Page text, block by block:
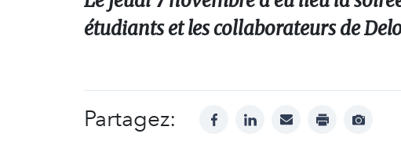
étudiants et les collaborateurs de
Partagez: facebooklinkedinmail print
Afficher